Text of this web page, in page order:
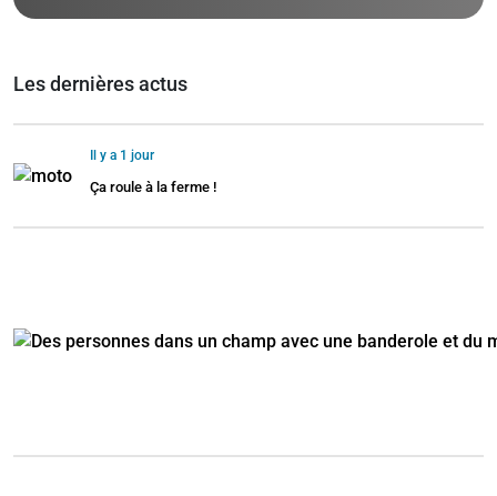
Les dernières actus
Il y a 1 jour
Ça roule à la ferme !